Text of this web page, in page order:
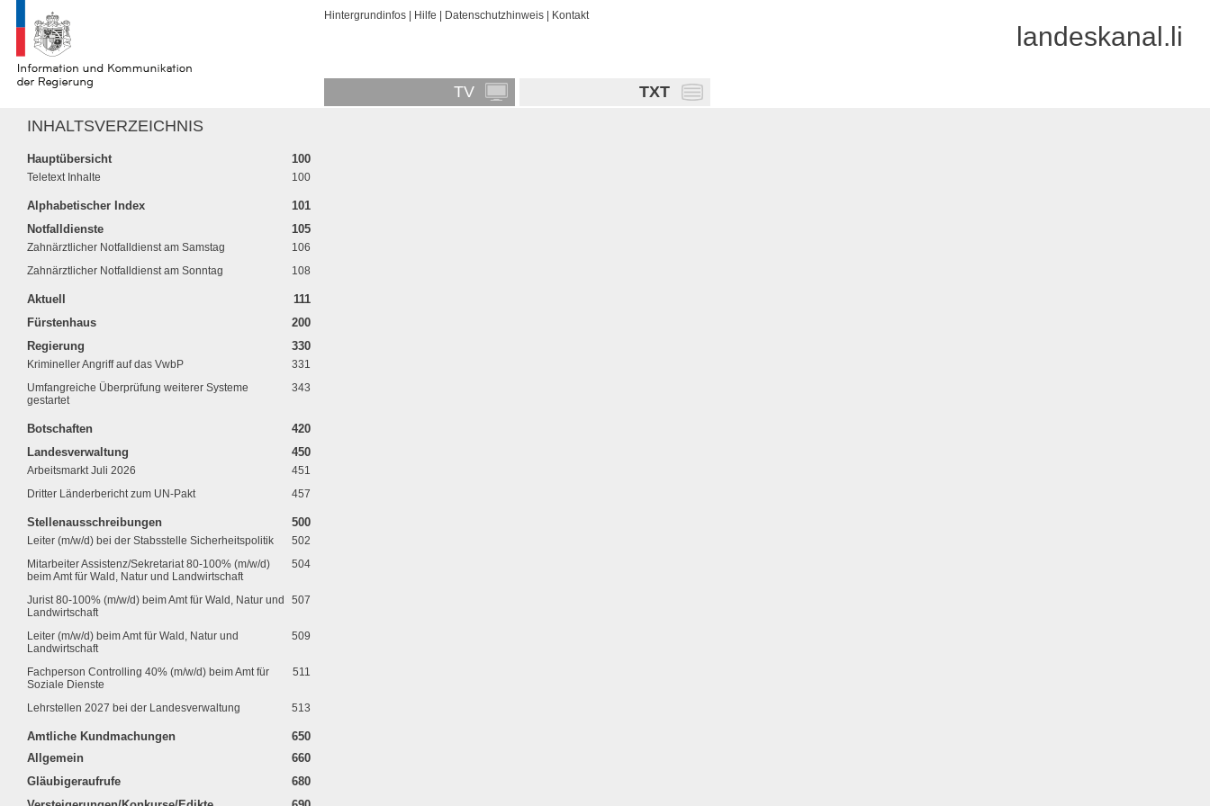
Hintergrundinfos Hilfe Datenschutzhinweis Kontakt
landeskanal.li
TV
TXT
INHALTSVERZEICHNIS
100
Hauptübersicht
100
Teletext Inhalte
101
Alphabetischer Index
105
Notfalldienste
106
Zahnärztlicher Notfalldienst am Samstag
108
Zahnärztlicher Notfalldienst am Sonntag
111
Aktuell
200
Fürstenhaus
330
Regierung
331
Krimineller Angriff auf das VwbP
343
Umfangreiche Überprüfung weiterer Systeme
gestartet
420
Botschaften
450
Landesverwaltung
451
Arbeitsmarkt Juli 2026
457
Dritter Länderbericht zum UN-Pakt
500
Stellenausschreibungen
502
Leiter (m/w/d) bei der Stabsstelle Sicherheitspolitik
504
Mitarbeiter Assistenz/Sekretariat 80-100% (m/w/d)
beim Amt für Wald, Natur und Landwirtschaft
507
Jurist 80-100% (m/w/d) beim Amt für Wald, Natur und
Landwirtschaft
509
Leiter (m/w/d) beim Amt für Wald, Natur und
Landwirtschaft
511
Fachperson Controlling 40% (m/w/d) beim Amt für
Soziale Dienste
513
Lehrstellen 2027 bei der Landesverwaltung
650
Amtliche Kundmachungen
660
Allgemein
680
Gläubigeraufrufe